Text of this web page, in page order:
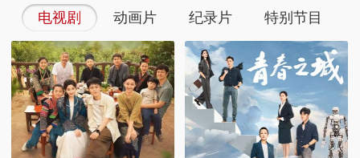
电视剧 动画片 纪录片 特别节目